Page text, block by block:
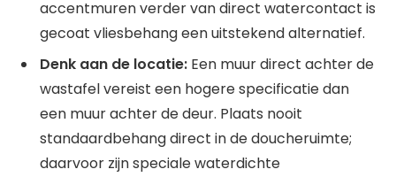
accentmuren verder van direct watercontact is
gecoat vliesbehang een uitstekend alternatief.
Denk aan de locatie: Een muur direct achter de
wastafel vereist een hogere specificatie dan
een muur achter de deur. Plaats nooit
standaardbehang direct in de doucheruimte;
daarvoor zijn speciale waterdichte